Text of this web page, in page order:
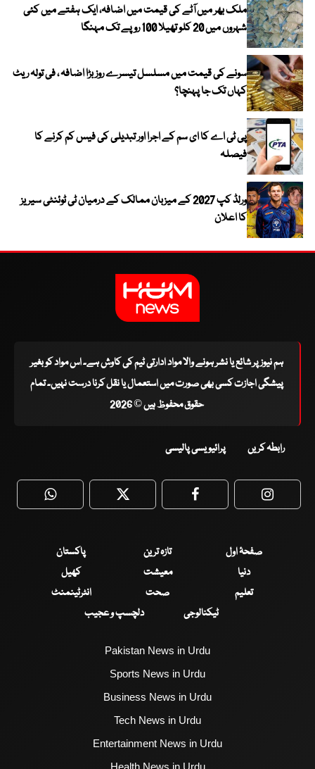
ملک بھر میں آٹے کی قیمت میں اضافہ، ایک ہفتے میں کئی
شہروں میں 20 کلو تھیلا 100 روپے تک مہنگا
سونے کی قیمت میں مسلسل تیسرے روز بڑا اضافہ ، فی تولہ ریٹ
کہاں تک جا پہنچا؟
پی ٹی اے کا ای سم کے اجرا اور تبدیلی کی فیس کم کرنے کا
فیصلہ
ورلڈ کپ 2027 کے میزبان ممالک کے درمیان ٹی ٹوئنٹی سیریز
کا اعلان
ہم نیوز پر شائع یا نشر ہونے والا مواد ادارتی ٹیم کی کاوش ہے۔ اس مواد کو بغیر
پیشگی اجازت کسی بھی صورت میں استعمال یا نقل کرنا درست نہیں۔ تمام
حقوق محفوظ ہیں © 2026
رابطہ کریں پرائیویسی پالیسی
WhatsApp Twitter Facebook
صفحۂ اول تازہ ترین
پاکستان
دنیا
معیشت
کھیل
تعلیم
صحت
انٹرٹینمنٹ
ٹیکنالوجی
دلچسپ و عجیب
Pakistan News in Urdu
Sports News in Urdu
Business News in Urdu
Tech News in Urdu
Entertainment News in Urdu
Health News in Urdu